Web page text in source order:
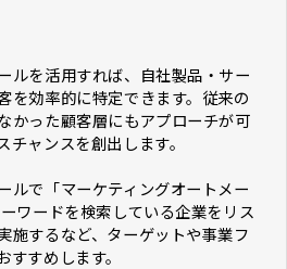
ルを活用すれば、自社製品・サー
を効率的に特定できます。従来の
かった顧客層にもアプローチが可
ャンスを創出します。
ルで「マーケティングオートメー
ワードを検索している企業をリス
施するなど、ターゲットや事業フ
すめします。